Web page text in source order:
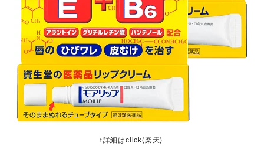
↑詳細はclick(楽天)